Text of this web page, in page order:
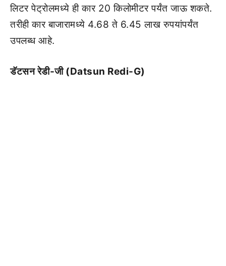
लिटर पेट्रोलमध्ये ही कार 20 किलोमीटर पर्यंत जाऊ शकते.
तरीही कार बाजारामध्ये 4.68 ते 6.45 लाख रुपयांपर्यंत
उपलब्ध आहे.
डॅटसन रेडी-जी (Datsun Redi-G)